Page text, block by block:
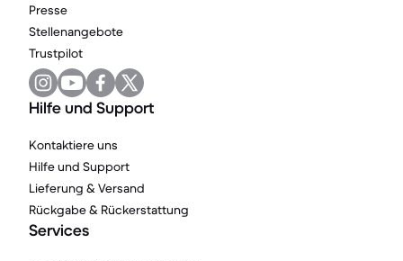
Presse
Stellenangebote
Trustpilot
Hilfe und Support
Kontaktiere uns
Hilfe und Support
Lieferung & Versand
Rückgabe & Rückerstattung
Services